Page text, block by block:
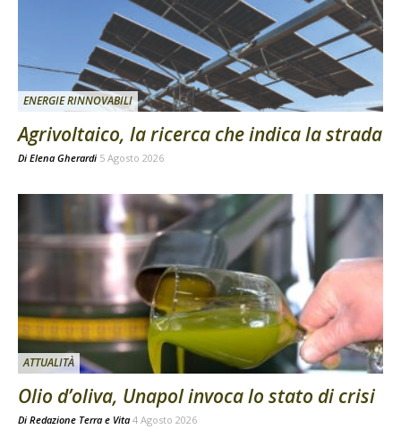
ENERGIE RINNOVABILI
Agrivoltaico, la ricerca che indica la strada
Di Elena Gherardi 5 Agosto 2026
ATTUALITÀ
Olio d’oliva, Unapol invoca lo stato di crisi
Di Redazione Terra e Vita 4 Agosto 2026